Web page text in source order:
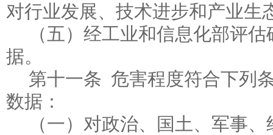
对行业发展、技术进步和产业生
（五）经工业和信息化部评
据。
第十一条 危害程度符合下列
数据：
（一）对政治、国土、军事